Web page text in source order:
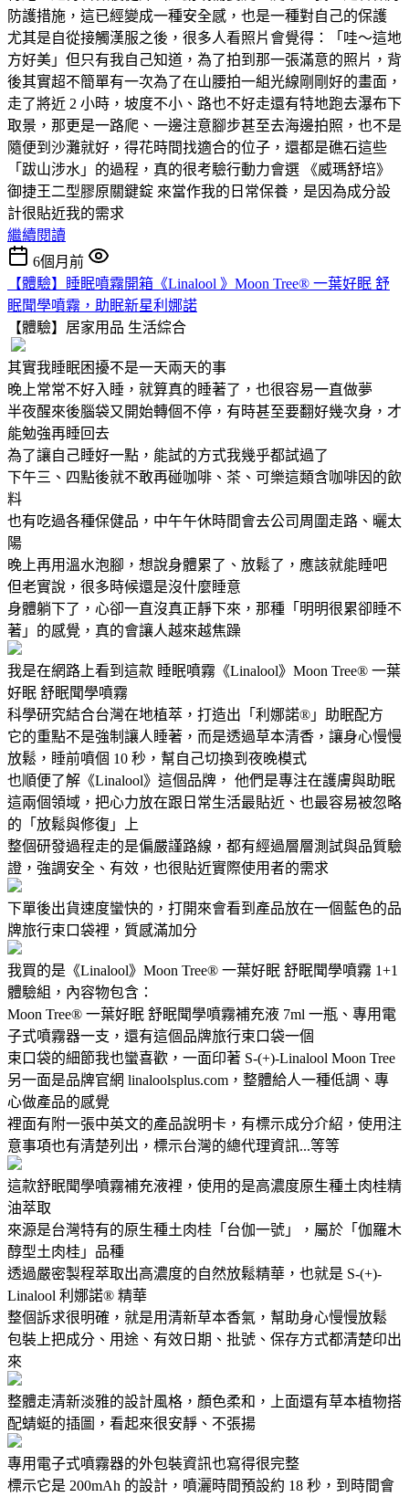
防護措施，這已經變成一種安全感，也是一種對自己的保護
尤其是自從接觸漢服之後，很多人看照片會覺得：「哇～這地
方好美」但只有我自己知道，為了拍到那一張滿意的照片，背
後其實超不簡單有一次為了在山腰拍一組光線剛剛好的畫面，
走了將近 2 小時，坡度不小、路也不好走還有特地跑去瀑布下
取景，那更是一路爬、一邊注意腳步甚至去海邊拍照，也不是
隨便到沙灘就好，得花時間找適合的位子，還都是礁石這些
「跋山涉水」的過程，真的很考驗行動力會選 《威瑪舒培》
御捷王二型膠原關鍵錠 來當作我的日常保養，是因為成分設
計很貼近我的需求
繼續閱讀
6個月前
【體驗】睡眠噴霧開箱《Linalool 》Moon Tree® 一葉好眠 舒
眠聞學噴霧，助眠新星利娜諾
【體驗】居家用品 生活綜合
其實我睡眠困擾不是一天兩天的事
晚上常常不好入睡，就算真的睡著了，也很容易一直做夢
半夜醒來後腦袋又開始轉個不停，有時甚至要翻好幾次身，才
能勉強再睡回去
為了讓自己睡好一點，能試的方式我幾乎都試過了
下午三、四點後就不敢再碰咖啡、茶、可樂這類含咖啡因的飲
料
也有吃過各種保健品，中午午休時間會去公司周圍走路、曬太
陽
晚上再用溫水泡腳，想說身體累了、放鬆了，應該就能睡吧
但老實說，很多時候還是沒什麼睡意
身體躺下了，心卻一直沒真正靜下來，那種「明明很累卻睡不
著」的感覺，真的會讓人越來越焦躁
我是在網路上看到這款 睡眠噴霧《Linalool》Moon Tree® 一葉
好眠 舒眠聞學噴霧
科學研究結合台灣在地植萃，打造出「利娜諾®」助眠配方
它的重點不是強制讓人睡著，而是透過草本清香，讓身心慢慢
放鬆，睡前噴個 10 秒，幫自己切換到夜晚模式
也順便了解《Linalool》這個品牌， 他們是專注在護膚與助眠
這兩個領域，把心力放在跟日常生活最貼近、也最容易被忽略
的「放鬆與修復」上
整個研發過程走的是偏嚴謹路線，都有經過層層測試與品質驗
證，強調安全、有效，也很貼近實際使用者的需求
下單後出貨速度蠻快的，打開來會看到產品放在一個藍色的品
牌旅行束口袋裡，質感滿加分
我買的是《Linalool》Moon Tree® 一葉好眠 舒眠聞學噴霧 1+1
體驗組，內容物包含：
Moon Tree® 一葉好眠 舒眠聞學噴霧補充液 7ml 一瓶、專用電
子式噴霧器一支，還有這個品牌旅行束口袋一個
束口袋的細節我也蠻喜歡，一面印著 S-(+)-Linalool Moon Tree
另一面是品牌官網 linaloolsplus.com，整體給人一種低調、專
心做產品的感覺
裡面有附一張中英文的產品說明卡，有標示成分介紹，使用注
意事項也有清楚列出，標示台灣的總代理資訊...等等
這款舒眠聞學噴霧補充液裡，使用的是高濃度原生種土肉桂精
油萃取
來源是台灣特有的原生種土肉桂「台伽一號」，屬於「伽羅木
醇型土肉桂」品種
透過嚴密製程萃取出高濃度的自然放鬆精華，也就是 S-(+)-
Linalool 利娜諾® 精華
整個訴求很明確，就是用清新草本香氣，幫助身心慢慢放鬆
包裝上把成分、用途、有效日期、批號、保存方式都清楚印出
來
整體走清新淡雅的設計風格，顏色柔和，上面還有草本植物搭
配蜻蜓的插圖，看起來很安靜、不張揚
專用電子式噴霧器的外包裝資訊也寫得很完整
標示它是 200mAh 的設計，噴灑時間預設約 18 秒，到時間會